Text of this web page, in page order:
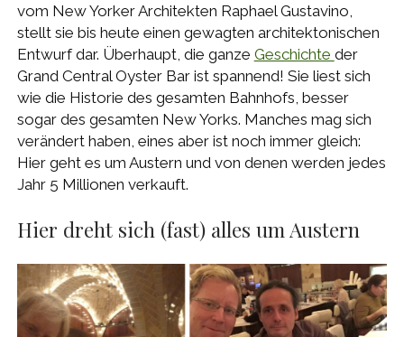
vom New Yorker Architekten Raphael Gustavino,
stellt sie bis heute einen gewagten architektonischen
Entwurf dar. Überhaupt, die ganze Geschichte der
Grand Central Oyster Bar ist spannend! Sie liest sich
wie die Historie des gesamten Bahnhofs, besser
sogar des gesamten New Yorks. Manches mag sich
verändert haben, eines aber ist noch immer gleich:
Hier geht es um Austern und von denen werden jedes
Jahr 5 Millionen verkauft.
Hier dreht sich (fast) alles um Austern